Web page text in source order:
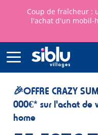
contenu
principal
Coup de fraîcheur :
l'achat d'un mobil-
🎉OFFRE CRAZY
000€* sur l'achat de
home